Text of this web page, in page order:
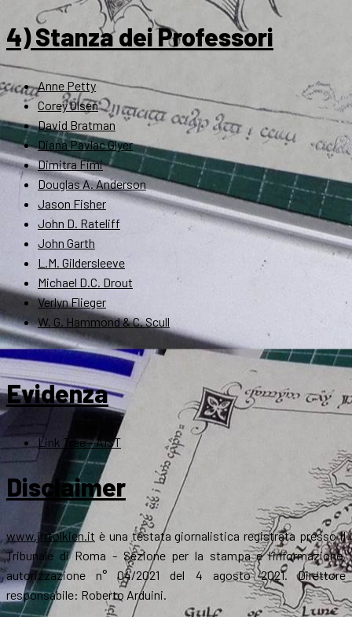
4) Stanza dei Professori
Anne Petty
Corey Olsen
David Bratman
Diana Pavlac Glyer
Dimitra Fimi
Douglas A. Anderson
Jason Fisher
John D. Rateliff
John Garth
L.M. Gildersleeve
Michael D.C. Drout
Verlyn Flieger
W. G. Hammond & C. Scull
Evidenza
Link Tree – AIST
Disclaimer
www.jrrtolkien.it è una testata giornalistica registrata presso il
Tribunale di Roma - Sezione per la stampa e l’informazione,
autorizzazione n° 04/2021 del 4 agosto 2021. Direttore
responsabile: Roberto Arduini.